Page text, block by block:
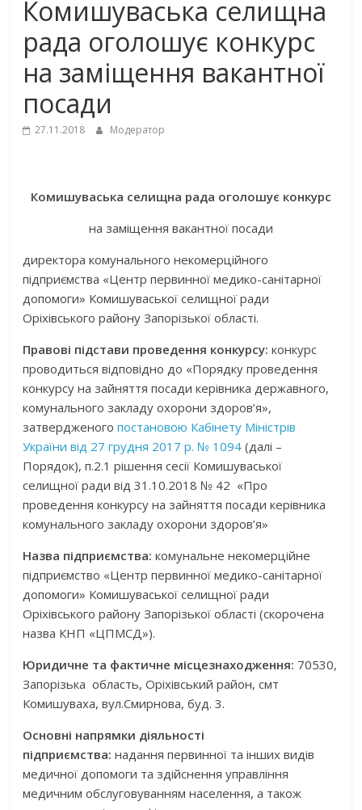
Комишуваська селищна
рада оголошує конкурс
на заміщення вакантної
посади
27.11.2018 Модератор
Комишуваська селищна рада оголошує конкурс
на заміщення вакантної посади
директора комунального некомерційного
підприємства «Центр первинної медико-санітарної
допомоги» Комишуваської селищної ради
Оріхівського району Запорізької області.
Правові підстави проведення конкурсу: конкурс
проводиться відповідно до «Порядку проведення
конкурсу на зайняття посади керівника державного,
комунального закладу охорони здоров’я»,
затвердженогопостановою Кабінету Міністрів
України від 27 грудня 2017 р. № 1094 (далі –
Порядок), п.2.1 рішення сесії Комишуваської
селищної ради від 31.10.2018 № 42 «Про
проведення конкурсу на зайняття посади керівника
комунального закладу охорони здоров’я»
Назва підприємства: комунальне некомерційне
підприємство «Центр первинної медико-санітарної
допомоги» Комишуваської селищної ради
Оріхівського району Запорізької області (скорочена
назва КНП «ЦПМСД»).
Юридичне та фактичне місцезнаходження: 70530,
Запорізька область, Оріхівський район, смт
Комишуваха, вул.Смирнова, буд. 3.
Основні напрямки діяльності
підприємства: надання первинної та інших видів
медичної допомоги та здійснення управління
медичним обслуговуванням населення, а також